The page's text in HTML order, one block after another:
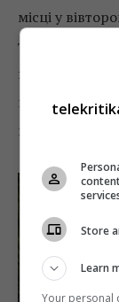
місці у
та «
політичне ток-
годину раніше
показники –
Store
Learn
Your personal